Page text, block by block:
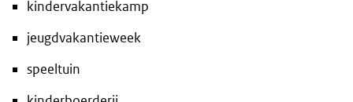
kindervakantiekamp
jeugdvakantieweek
speeltuin